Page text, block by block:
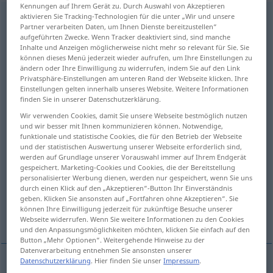
anvertrauenv/t <trennb, kein-ge-;h>
Übersicht aller Übersetzungen
(Für mehr Details die Übersetzung anklicken/antippen)
to entrust [sb] to... to confide to...
to commit to sb’s care...
to entrust the care of one’s child to sb...
can I trust you with so much money?...
to confide a secret to...
Beispiele
Kennungen auf Ihrem Gerät zu. Durch Auswahl von Akzeptieren
aktivieren Sie Tracking-Technologien für die unter „Wir und unsere
Partner verarbeiten Daten, um Ihnen Dienste bereitzustellen“
aufgeführten Zwecke. Wenn Tracker deaktiviert sind, sind manche
Inhalte und Anzeigen möglicherweise nicht mehr so relevant für Sie. Sie
können dieses Menü jederzeit wieder aufrufen, um Ihre Einstellungen zu
ändern oder Ihre Einwilligung zu widerrufen, indem Sie auf den Link
Privatsphäre-Einstellungen am unteren Rand der Webseite klicken. Ihre
Einstellungen gelten innerhalb unseres Website. Weitere Informationen
finden Sie in unserer Datenschutzerklärung.
Wir verwenden Cookies, damit Sie unsere Webseite bestmöglich nutzen
und wir besser mit Ihnen kommunizieren können. Notwendige,
funktionale und statistische Cookies, die für den Betrieb der Webseite
und der statistischen Auswertung unserer Webseite erforderlich sind,
werden auf Grundlage unserer Vorauswahl immer auf Ihrem Endgerät
gespeichert. Marketing-Cookies und Cookies, die der Bereitstellung
personalisierter Werbung dienen, werden nur gespeichert, wenn Sie uns
durch einen Klick auf den „Akzeptieren“-Button Ihr Einverständnis
geben. Klicken Sie ansonsten auf „Fortfahren ohne Akzeptieren“. Sie
können Ihre Einwilligung jederzeit für zukünftige Besuche unserer
Webseite widerrufen. Wenn Sie weitere Informationen zu den Cookies
und den Anpassungsmöglichkeiten möchten, klicken Sie einfach auf den
Button „Mehr Optionen“. Weitergehende Hinweise zu der
Datenverarbeitung entnehmen Sie ansonsten unserer
Datenschutzerklärung. Hier finden Sie unserImpressum.